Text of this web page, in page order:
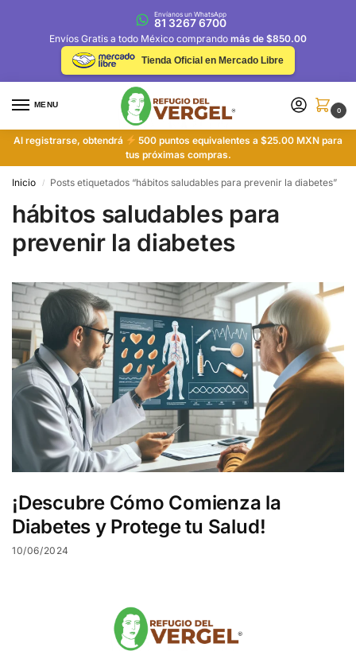
Envíanos un WhatsApp
81 3267 6700
Envíos Gratis a todo México comprando más de $850.00
Tienda Oficial en Mercado Libre
MENU
0
Al registrarse, obtendrá
500 puntos equivalentes a $25.00 MXN para
tus próximas compras.
Inicio / Posts etiquetados “hábitos saludables para prevenir la diabetes”
hábitos saludables para
prevenir la diabetes
¡Descubre Cómo Comienza la
Diabetes y Protege tu Salud!
10/06/2024